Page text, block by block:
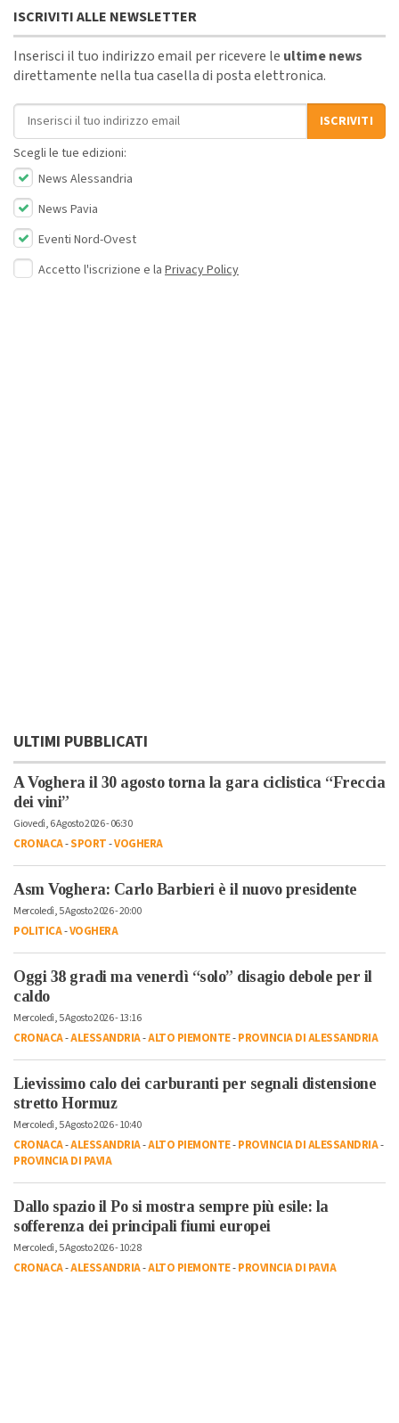
ISCRIVITI ALLE NEWSLETTER
Inserisci il tuo indirizzo email per ricevere le ultime news
direttamente nella tua casella di posta elettronica.
Indirizzo email
ISCRIVITI
Scegli le tue edizioni:
News Alessandria
News Pavia
Eventi Nord-Ovest
Accetto l'iscrizione e la Privacy Policy
ULTIMI PUBBLICATI
A Voghera il 30 agosto torna la gara ciclistica “Freccia
dei vini”
Giovedì, 6 Agosto 2026 - 06:30
CRONACA-SPORT-VOGHERA
Asm Voghera: Carlo Barbieri è il nuovo presidente
Mercoledì, 5 Agosto 2026 - 20:00
POLITICA-VOGHERA
Oggi 38 gradi ma venerdì “solo” disagio debole per il
caldo
Mercoledì, 5 Agosto 2026 - 13:16
CRONACA-ALESSANDRIA-ALTO PIEMONTE-PROVINCIA DI ALESSANDRIA
Lievissimo calo dei carburanti per segnali distensione
stretto Hormuz
Mercoledì, 5 Agosto 2026 - 10:40
CRONACA-ALESSANDRIA-ALTO PIEMONTE-PROVINCIA DI ALESSANDRIA-
PROVINCIA DI PAVIA
Dallo spazio il Po si mostra sempre più esile: la
sofferenza dei principali fiumi europei
Mercoledì, 5 Agosto 2026 - 10:28
CRONACA-ALESSANDRIA-ALTO PIEMONTE-PROVINCIA DI PAVIA